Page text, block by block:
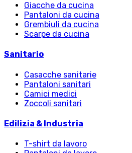
Giacche da cucina
Pantaloni da cucina
Grembiuli da cucina
Scarpe da cucina
Sanitario
Casacche sanitarie
Pantaloni sanitari
Camici medici
Zoccoli sanitari
Edilizia & Industria
T-shirt da lavoro